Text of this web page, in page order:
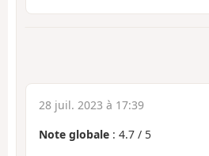
28 juil. 2023 à 17:39
Note globale : 4.7 / 5